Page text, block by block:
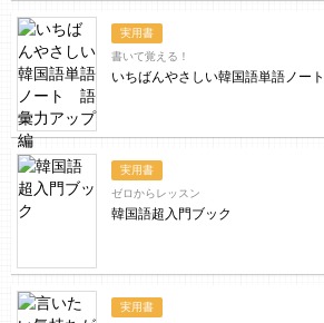
実用書
書いて覚える！
いちばんやさしい韓国語単語ノー
実用書
ゼロからレッスン
韓国語超入門ブック
実用書